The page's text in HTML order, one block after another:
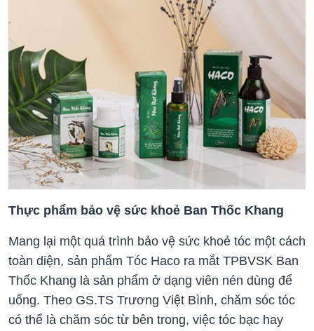
Thực phẩm bảo vệ sức khoẻ Ban Thốc Khang
Mang lại một quá trình bảo vệ sức khoẻ tóc một cách
toàn diện, sản phẩm Tóc Haco ra mắt TPBVSK Ban
Thốc Khang là sản phẩm ở dạng viên nén dùng để
uống. Theo GS.TS Trương Việt Bình, chăm sóc tóc
có thể là chăm sóc từ bên trong, việc tóc bạc hay